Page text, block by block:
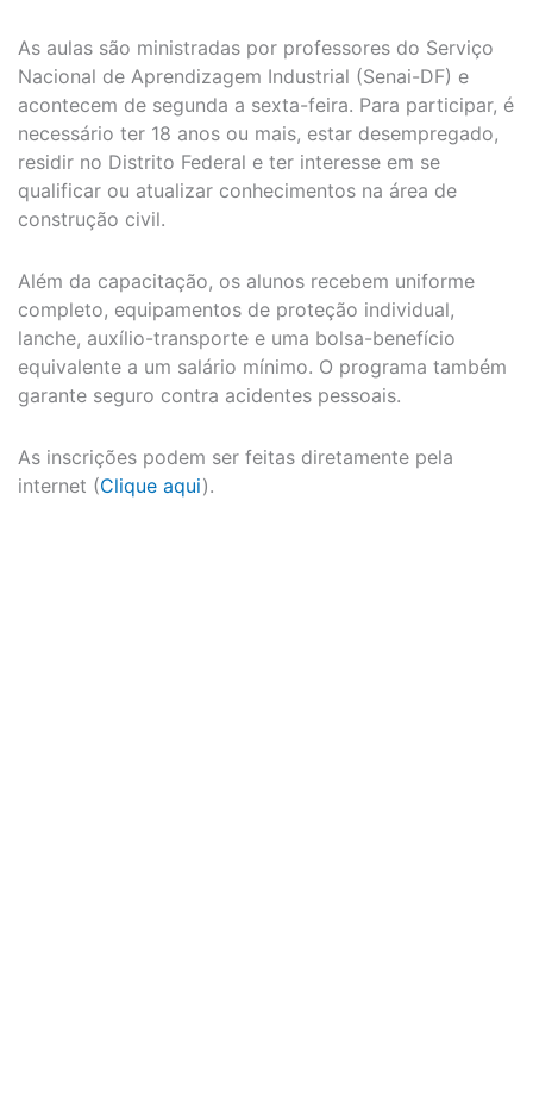
As aulas são ministradas por professores do Serviço
Nacional de Aprendizagem Industrial (Senai-DF) e
acontecem de segunda a sexta-feira. Para participar, é
necessário ter 18 anos ou mais, estar desempregado,
residir no Distrito Federal e ter interesse em se
qualificar ou atualizar conhecimentos na área de
construção civil.
Além da capacitação, os alunos recebem uniforme
completo, equipamentos de proteção individual,
lanche, auxílio-transporte e uma bolsa-benefício
equivalente a um salário mínimo. O programa também
garante seguro contra acidentes pessoais.
As inscrições podem ser feitas diretamente pela
internet (Clique aqui).